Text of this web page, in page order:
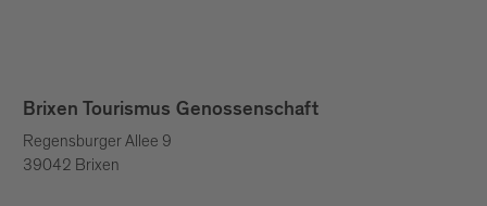
Brixen Tourismus Genossenschaft
Regensburger Allee 9
39042 Brixen